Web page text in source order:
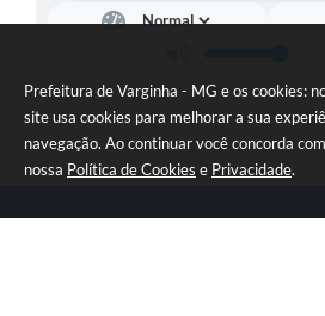
Prefeitura de Varginha - MG e os cookies:
site usa cookies para melhorar a sua
navegação. Ao continuar você concorda
nossa Política de Cookies e Privacidade.